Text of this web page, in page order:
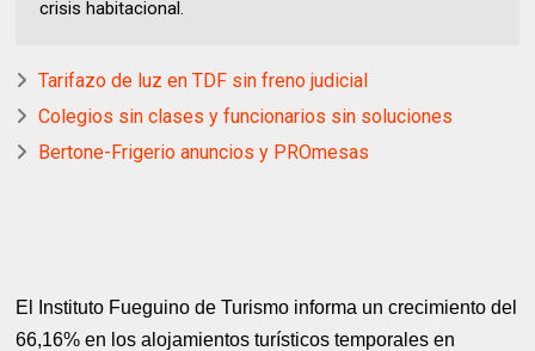
crisis habitacional.
Tarifazo de luz en TDF sin freno judicial
Colegios sin clases y funcionarios sin soluciones
Bertone-Frigerio anuncios y PROmesas
El Instituto Fueguino de Turismo informa un crecimiento del
66,16% en los alojamientos turísticos temporales en